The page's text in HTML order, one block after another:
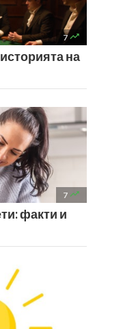
7 
на
7 
факти и